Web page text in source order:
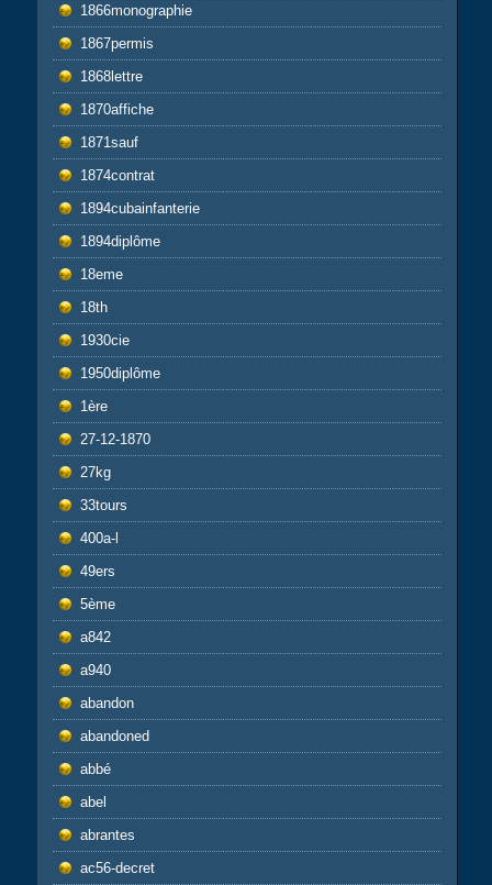
1866monographie
1867permis
1868lettre
1870affiche
1871sauf
1874contrat
1894cubainfanterie
1894diplôme
18eme
18th
1930cie
1950diplôme
1ère
27-12-1870
27kg
33tours
400a-l
49ers
5ème
a842
a940
abandon
abandoned
abbé
abel
abrantes
ac56-decret